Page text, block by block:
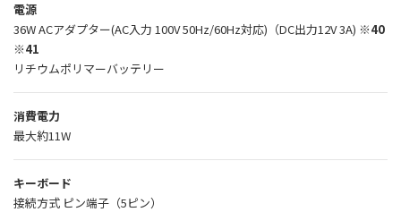
電源
36W ACアダプター(AC入力 100V 50Hz/60Hz対応)（DC出力12V 3A) ※40
※41
リチウムポリマーバッテリー
消費電力
最大約11W
キーボード
接続方式 ピン端子（5ピン）